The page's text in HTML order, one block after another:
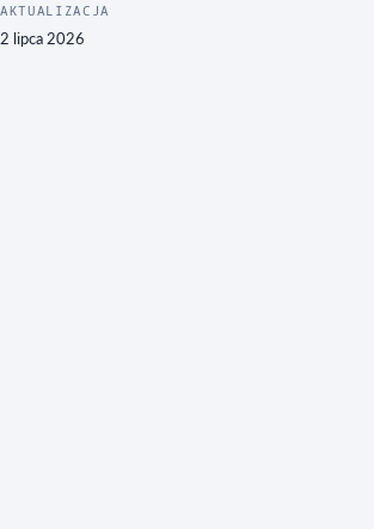
AKTUALIZACJA
2 lipca 2026